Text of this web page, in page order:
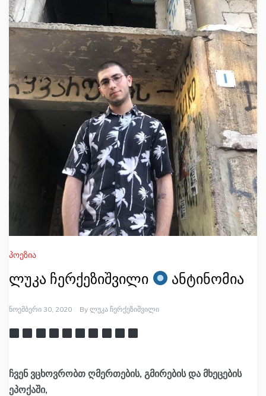
პოეზია
ლუკა ჩერქეზიშვილი ანტინომია
Ნოემბერი 30, 2020 By Ლუკა Ჩერქეზიშვილი
ჩვენ ვცხოვრობთ ღმერთების, გმირების და მხეცების
ეპოქაში,